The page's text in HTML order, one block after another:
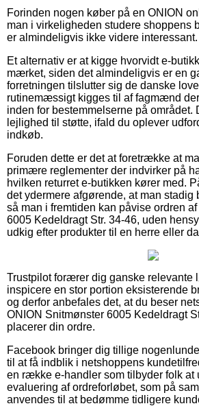
Forinden nogen køber på en ONION
man i virkeligheden studere shoppens
er almindeligvis ikke videre interessant.
Et alternativ er at kigge hvorvidt e-
mærket, siden det almindeligvis er en
forretningen tilslutter sig de danske
rutinemæssigt kigges til af fagmænd
inden for bestemmelserne på området.
lejlighed til støtte, ifald du oplever
indkøb.
Foruden dette er det at foretrække at
primære reglementer der indvirker på
hvilken returret e-butikken kører med.
det ydermere afgørende, at man stadig
så man i fremtiden kan påvise ordren
6005 Kedeldragt Str. 34-46, uden
udkig efter produkter til en herre eller
Trustpilot forærer dig ganske relevante
inspicere en stor portion eksisterende
og derfor anbefales det, at du beser
ONION Snitmønster 6005 Kedeldragt
placerer din ordre.
Facebook bringer dig tillige
til at få indblik i netshoppens
en række e-handler som tilbyder folk at
evaluering af ordreforløbet, som på
anvendes til at bedømme tidligere